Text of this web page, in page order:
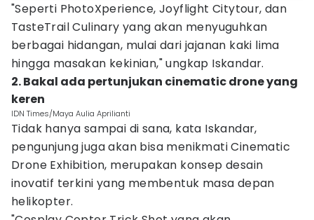
"Seperti PhotoXperience, Joyflight Citytour, dan
TasteTrail Culinary yang akan menyuguhkan
berbagai hidangan, mulai dari jajanan kaki lima
hingga masakan kekinian," ungkap Iskandar.
2. Bakal ada pertunjukan cinematic drone yang
keren
IDN Times/Maya Aulia Aprilianti
Tidak hanya sampai di sana, kata Iskandar,
pengunjung juga akan bisa menikmati Cinematic
Drone Exhibition, merupakan konsep desain
inovatif terkini yang membentuk masa depan
helikopter.